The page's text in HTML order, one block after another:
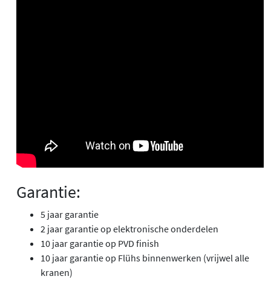
Garantie:
5 jaar garantie
2 jaar garantie op elektronische onderdelen
10 jaar garantie op PVD finish
10 jaar garantie op Flühs binnenwerken (vrijwel alle
kranen)